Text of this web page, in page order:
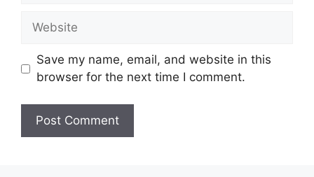
Website
Save my name, email, and website in this
browser for the next time I comment.